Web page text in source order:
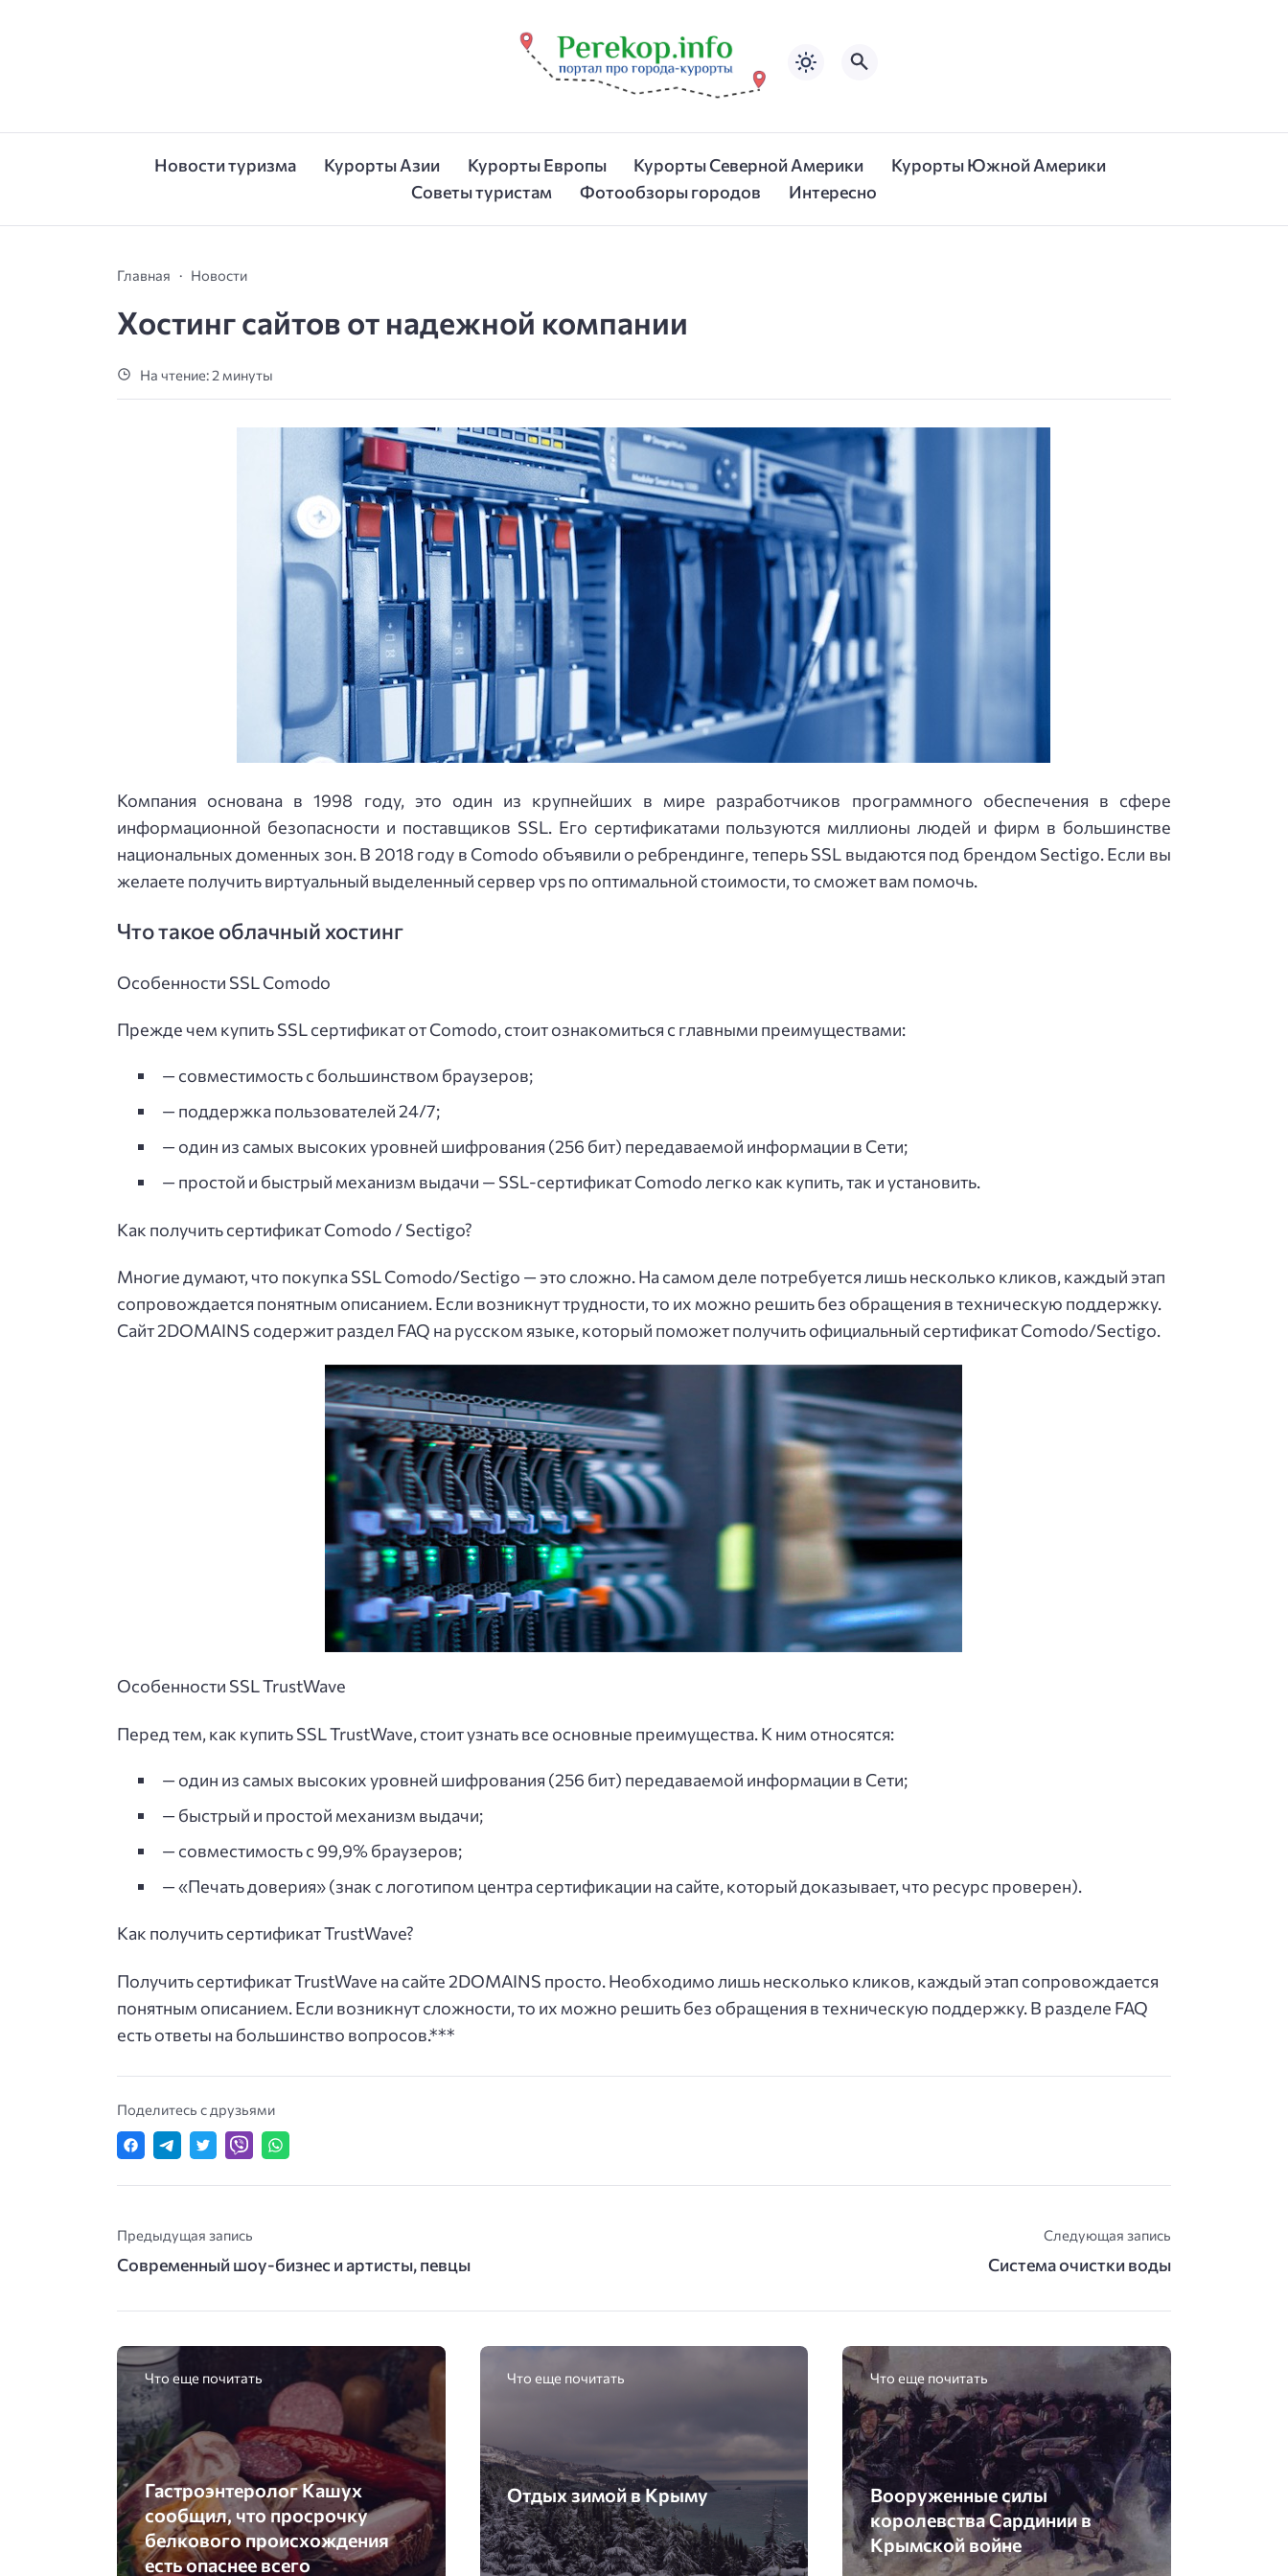
Новости туризма Курорты Азии Курорты Европы Курорты Северной Америки
Курорты Южной Америки
Советы туристам
Фотообзоры городов Интересно
Главная Новости
Хостинг сайтов от надежной компании
На чтение: 2 минуты
Компания основана в 1998 году, это один из крупнейших в мире разработчиков программного обеспечения в сфере
информационной безопасности и поставщиков SSL. Его сертификатами пользуются миллионы людей и фирм в большинстве
национальных доменных зон. В 2018 году в Comodo объявили о ребрендинге, теперь SSL выдаются под брендом Sectigo. Если вы
желаете получить виртуальный выделенный сервер vps по оптимальной стоимости, то сможет вам помочь.
Что такое облачный хостинг
Особенности SSL Comodo
Прежде чем купить SSL сертификат от Comodo, стоит ознакомиться с главными преимуществами:
— совместимость с большинством браузеров;
— поддержка пользователей 24/7;
— один из самых высоких уровней шифрования (256 бит) передаваемой информации в Сети;
— простой и быстрый механизм выдачи — SSL-сертификат Comodo легко как купить, так и установить.
Как получить сертификат Comodo / Sectigo?
Многие думают, что покупка SSL Comodo/Sectigo — это сложно. На самом деле потребуется лишь несколько кликов, каждый этап
сопровождается понятным описанием. Если возникнут трудности, то их можно решить без обращения в техническую поддержку.
Сайт 2DOMAINS содержит раздел FAQ на русском языке, который поможет получить официальный сертификат Comodo/Sectigo.
Особенности SSL TrustWave
Перед тем, как купить SSL TrustWave, стоит узнать все основные преимущества. К ним относятся:
— один из самых высоких уровней шифрования (256 бит) передаваемой информации в Сети;
— быстрый и простой механизм выдачи;
— совместимость с 99,9% браузеров;
— «Печать доверия» (знак с логотипом центра сертификации на сайте, который доказывает, что ресурс проверен).
Как получить сертификат TrustWave?
Получить сертификат TrustWave на сайте 2DOMAINS просто. Необходимо лишь несколько кликов, каждый этап сопровождается
понятным описанием. Если возникнут сложности, то их можно решить без обращения в техническую поддержку. В разделе FAQ
есть ответы на большинство вопросов.***
Поделитесь с друзьями
Предыдущая запись
Современный шоу-бизнес и артисты, певцы
Следующая запись
Система очистки воды
Что еще почитать
Гастроэнтеролог Кашух
сообщил, что просрочку
белкового происхождения
есть опаснее всего
Что еще почитать
Отдых зимой в Крыму
Что еще почитать
Вооруженные силы
королевства Сардинии в
Крымской войне